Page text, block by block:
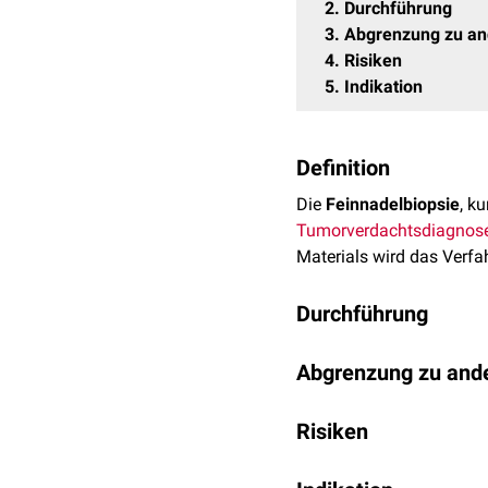
2 Durchführung
3 Abgrenzung zu
4 Risiken
5 Indikation
Definition
Die Feinnadelbiopsie,
Tumor
Materials wird das
Durchführung
konnektierte Spritze per
kontrolliert.
Abgrenzung zu
hat eine geringere
Risiken